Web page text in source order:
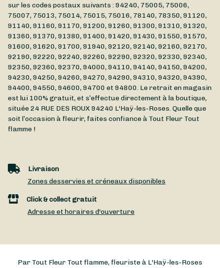
sur les codes postaux suivants : 94240, 75005, 75006,
75007, 75013, 75014, 75015, 75016, 78140, 78350, 91120,
91140, 91160, 91170, 91200, 91260, 91300, 91310, 91320,
91360, 91370, 91380, 91400, 91420, 91430, 91550, 91570,
91600, 91620, 91700, 91940, 92120, 92140, 92160, 92170,
92190, 92220, 92240, 92260, 92290, 92320, 92330, 92340,
92350, 92360, 92370, 94000, 94110, 94140, 94150, 94200,
94230, 94250, 94260, 94270, 94290, 94310, 94320, 94390,
94400, 94550, 94600, 94700 et 94800. Le retrait en magasin
est lui 100% gratuit, et s’effectue directement à la boutique,
située24 RUE DES ROUX94240 L'Haÿ-les-Roses. Quelle que
soit l’occasion à fleurir, faites confiance à Tout Fleur Tout
flamme !
Livraison
Zones desservies et créneaux disponibles
Click & collect gratuit
Adresse et horaires d'ouverture
Par Tout Fleur Tout flamme, fleuriste à L'Haÿ-les-Roses